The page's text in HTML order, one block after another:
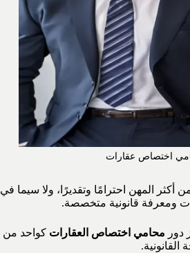
اختصاص عقارات
أكثر المهن احترامًا وتقديرًا، ولا سيما في
ومعرفة قانونية متخصصة.
دور محامي اختصاص العقارات كواحد من